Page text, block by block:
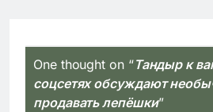
One thought on “Тандыр к
соцсетях обсуждают
продавать лепёшки”